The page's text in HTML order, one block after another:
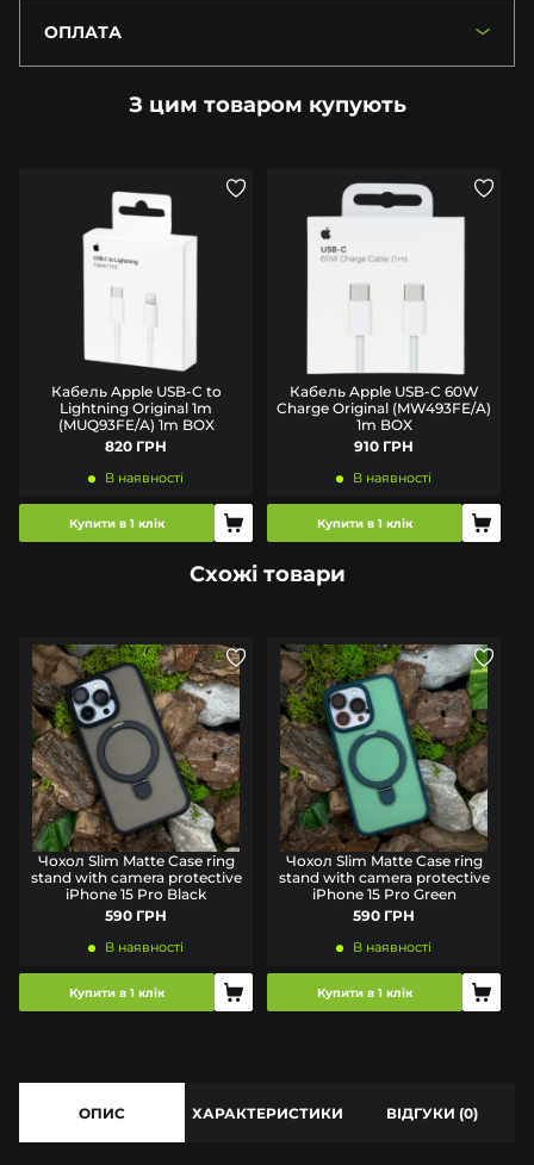
ОПЛАТА
З цим товаром купують
Кабель Apple USB-C to
Lightning Original 1m
(MUQ93FE/A) 1m BOX
820 ГРН
В наявності
Купити в 1 клік
Кабель Apple USB-C 60W
Charge Original (MW493FE/A)
1m BOX
910 ГРН
В наявності
Купити в 1 клік
Схожі товари
Чохол Slim Matte Case ring
stand with camera protective
iPhone 15 Pro Black
590 ГРН
В наявності
Купити в 1 клік
Чохол Slim Matte Case ring
stand with camera protective
iPhone 15 Pro Green
590 ГРН
В наявності
Купити в 1 клік
ОПИС ХАРАКТЕРИСТИКИ ВІДГУКИ (0)